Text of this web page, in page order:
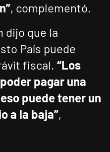
, complementó.
dijo que la
País puede
fiscal. “Los
pagar una
puede tener un
a la baja”,